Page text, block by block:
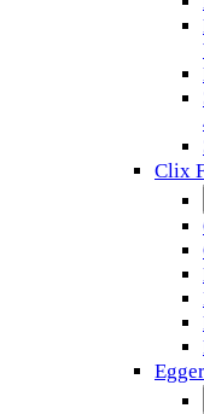
Clix
Egger